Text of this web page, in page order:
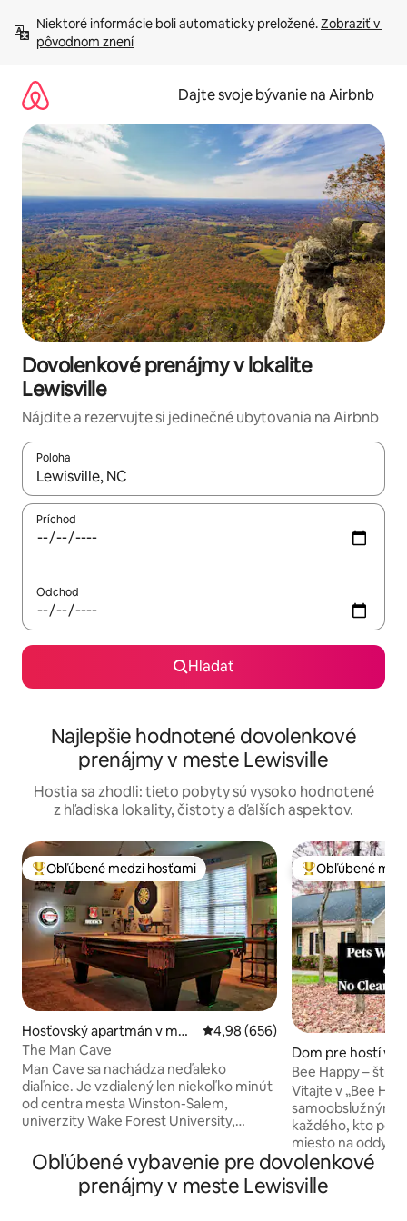
obsah.
Niektoré informácie boli automaticky preložené. Zobraziť v
pôvodnom znení
Dajte svoje bývanie na Airbnb
Dovolenkové prenájmy v lokalite
Lewisville
Nájdite a rezervujte si jedinečné ubytovania na Airbnb
Poloha
Keď budú výsledky k dispozícii, môžete si ich prechádzať
Príchod
Odchod
Hľadať
Najlepšie hodnotené dovolenkové
prenájmy v meste Lewisville
Hostia sa zhodli: tieto pobyty sú vysoko hodnotené
z hľadiska lokality, čistoty a ďalších aspektov.
Najobľúbenejšie medzi hosťami
Obľúbené medzi hosťami
Hosťovský apartmán v mes
te Winston-Salem
Priemerné ohodnotenie 4,98 z
4,98 (656)
The Man Cave
Man Cave sa nachádza neďaleko
diaľnice. Je vzdialený len niekoľko minút
od centra mesta Winston-Salem,
univerzity Wake Forest University,
nemocnice Baptist Hospital. Bývanie si
určite obľúbite vďaka vlastnému vchodu
a skvelému vybaveniu v štýle „mužskej
Najobľúbenejšie
Obľúbené
Dom pre hostí v
mmons
Bee Happy –
vítané – žiadne
Vitajte v „Bee
samoobslužným
každého, kto
miesto na
alebo
Domáce zvieratá
rozmaznávané
Obľúbené vybavenie pre dovolenkové
prenájmy v meste Lewisville